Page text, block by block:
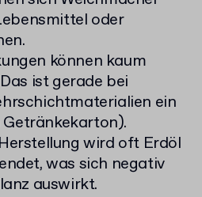
oder
können kaum
ist gerade bei
ein
Getränkekarton).
wird oft Erdöl
was sich negativ
auswirkt.